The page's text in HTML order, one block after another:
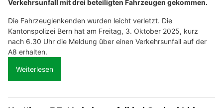
Verkehrsunfall mit drei beteiligten Fahrzeugen gekommen.
Die Fahrzeuglenkenden wurden leicht verletzt. Die
Kantonspolizei Bern hat am Freitag, 3. Oktober 2025, kurz
nach 6.30 Uhr die Meldung über einen Verkehrsunfall auf der
A8 erhalten.
Weiterlesen